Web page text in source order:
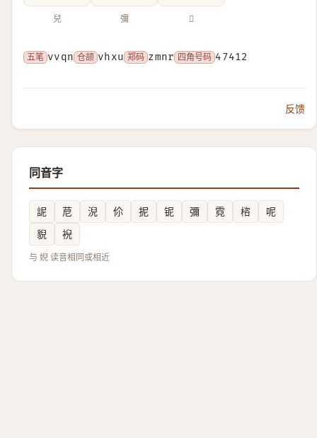
兒 彌 𠒰
五笔 vvqn 仓颉 vhxu 郑码 zmnr 四角号码 47412
反馈
同音字
䛏 苨 淣 伱 抳 铌 彌 霓 㮞
呢
貎
䘽
与 婗 读音相同或相近